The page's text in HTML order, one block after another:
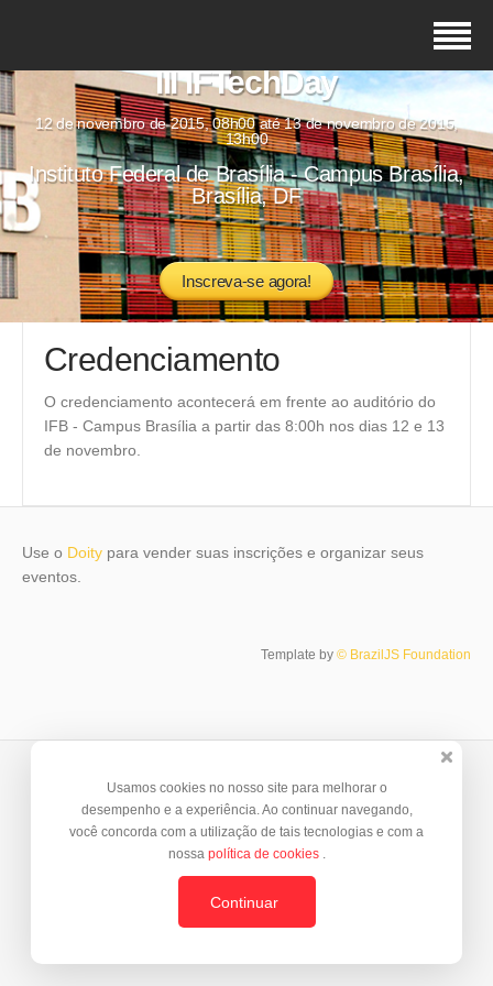
III IFTechDay
12 de novembro de 2015, 08h00 até 13 de novembro de 2015,
13h00
Instituto Federal de Brasília - Campus Brasília,
Brasília, DF
Inscreva-se agora!
Credenciamento
O credenciamento acontecerá em frente ao auditório do
IFB - Campus Brasília a partir das 8:00h nos dias 12 e 13
de novembro.
Use o Doity para vender suas inscrições e organizar seus
eventos.
Template by © BrazilJS Foundation
Usamos cookies no nosso site para melhorar o
desempenho e a experiência. Ao continuar navegando,
você concorda com a utilização de tais tecnologias e com a
nossa política de cookies .
Continuar